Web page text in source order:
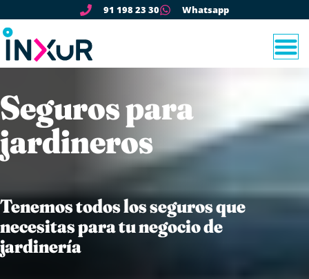
91 198 23 30 Whatsapp
Seguros para
jardineros
Tenemos todos los seguros que
necesitas para tu negocio de
jardinería